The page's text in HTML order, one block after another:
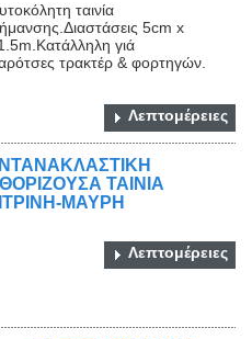
ταινία
5cm x
γιά
τρακτέρ & φορτηγών.
Λεπτομέρειες
ΤΑΙΝΙΑ
ΜΑΥΡΗ
Λεπτομέρειες